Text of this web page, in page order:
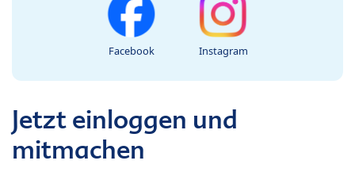
Facebook Instagram
Jetzt einloggen und
mitmachen